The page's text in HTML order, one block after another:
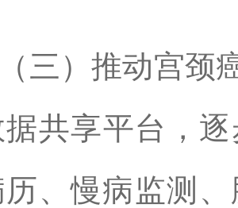
）推动宫颈癌
共享平台，
历、慢病监测